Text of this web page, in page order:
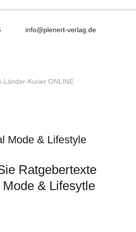
info@plenert-verlag.de
Mode & Lifestyle
Ratgebertexte
& Lifesytle